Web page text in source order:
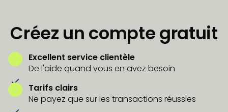
Créez un compte gratuit
Excellent service clientèle
De l'aide quand vous en avez besoin
Tarifs clairs
Ne payez que sur les transactions réussies